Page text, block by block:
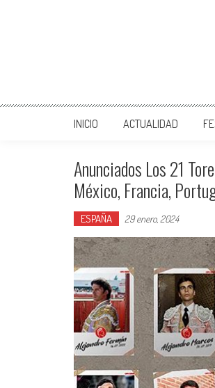
INICIO ACTUALIDAD
Anunciados Los 21
México, Francia,
ESPAÑA 29 enero, 2024